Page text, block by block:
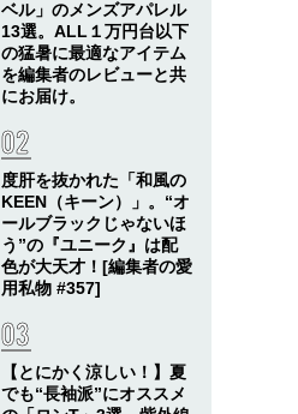
ベル」のメンズアパレル
13選。ALL１万円台以下
の猛暑に最適なアイテム
を編集者のレビューと共
にお届け。
度肝を抜かれた「和風の
KEEN（キーン）」。“オ
ールブラックじゃないほ
う”の『ユニーク』は配
色が大天才！[編集者の愛
用私物 #357]
【とにかく涼しい！】夏
でも“長袖派”にオススメ